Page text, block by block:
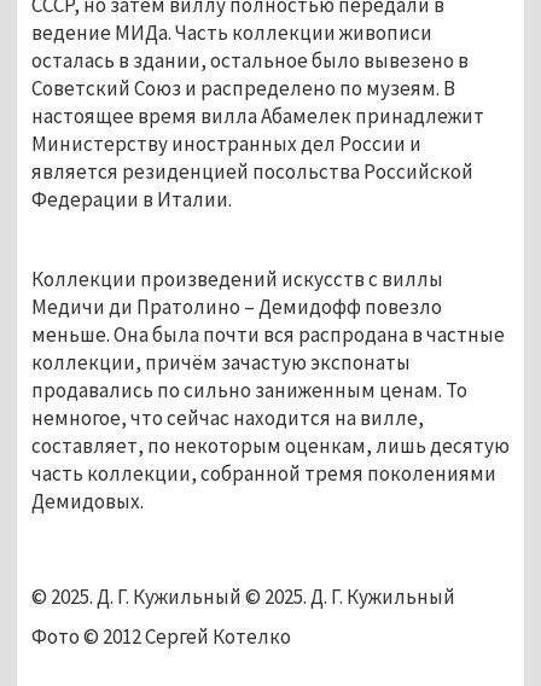
ведение МИДа. Часть коллекции живописи
осталась в здании, остальное было вывезено в
Советский Союз и распределено по музеям. В
настоящее время вилла Абамелек принадлежит
Министерству иностранных дел России и
является резиденцией посольства Российской
Федерации в Италии.
Коллекции произведений искусств с виллы
Медичи ди Пратолино – Демидофф повезло
меньше. Она была почти вся распродана в частные
коллекции, причём зачастую экспонаты
продавались по сильно заниженным ценам. То
немногое, что сейчас находится на вилле,
составляет, по некоторым оценкам, лишь десятую
часть коллекции, собранной тремя поколениями
Демидовых.
© 2025. Д. Г. Кужильный © 2025. Д. Г. Кужильный
Фото © 2012 Сергей Котелко